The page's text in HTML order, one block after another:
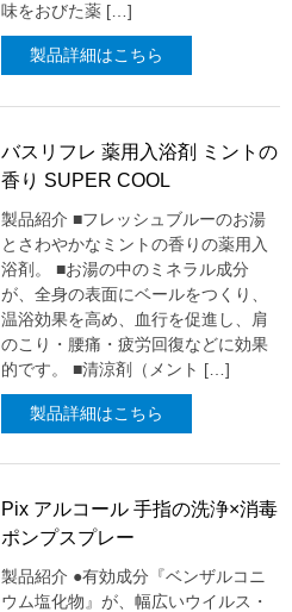
味をおびた薬 […]
製品詳細はこちら
バスリフレ 薬用入浴剤 ミントの
香り SUPER COOL
製品紹介 ■フレッシュブルーのお湯
とさわやかなミントの香りの薬用入
浴剤。 ■お湯の中のミネラル成分
が、全身の表面にベールをつくり、
温浴効果を高め、血行を促進し、肩
のこり・腰痛・疲労回復などに効果
的です。 ■清涼剤（メント […]
製品詳細はこちら
Pix アルコール 手指の洗浄×消毒
ポンプスプレー
製品紹介 ●有効成分『ベンザルコニ
ウム塩化物』が、幅広いウイルス・